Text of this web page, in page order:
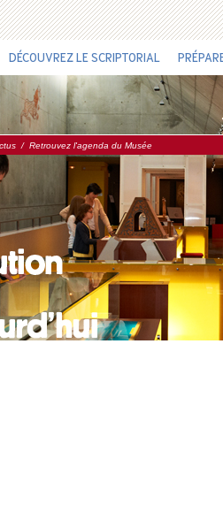
DÉCOUVREZ LE SCRIPTORIAL
/ Retrouvez l'agenda du Musée